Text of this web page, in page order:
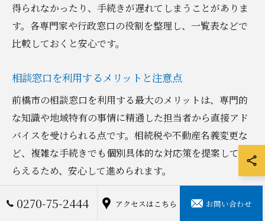
得られなかったり、手続きが遅れてしまうことがありま
す。各専門家や行政窓口の役割を整理し、一覧表などで
比較しておくと安心です。
相談窓口を利用するメリットと注意点
前橋市の相談窓口を利用する最大のメリットは、専門的
な知識や地域特有の事情に精通した担当者から直接アド
バイスを受けられる点です。相続税や不動産名義変更な
ど、複雑な手続きでも個別具体的な対応策を提案しても
らえるため、安心して進められます。
一方で、相談窓口の利用には注意点もあります。無料相
談は時間や相談範囲が限定されていることが多く、複数
0270-75-2444 アクセスはこちら お問い合わせ